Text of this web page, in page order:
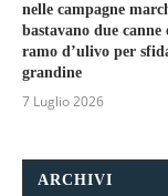
nelle campagne
bastavano due canne
ramo d’ulivo per
grandine
7 Luglio 2026
ARCHIVI